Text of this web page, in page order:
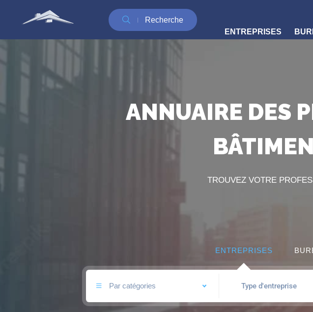
Recherche
ENTREPRISES
ANNUAIRE DES
TROUVEZ VOTRE
ENTREPRISES
Par catégories